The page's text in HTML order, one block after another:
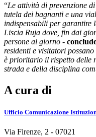
“Le attività di prevenzione
tutela dei bagnanti e una
indispensabili per garantire
Liscia Ruja dove, fin dai
persone al giorno -
residenti e visitatori possano
è prioritario il rispetto delle
strada e della disciplina
A cura di
Ufficio Comunicazione
Via Firenze, 2 - 07021